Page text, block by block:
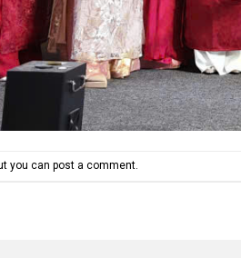
you can post a comment.